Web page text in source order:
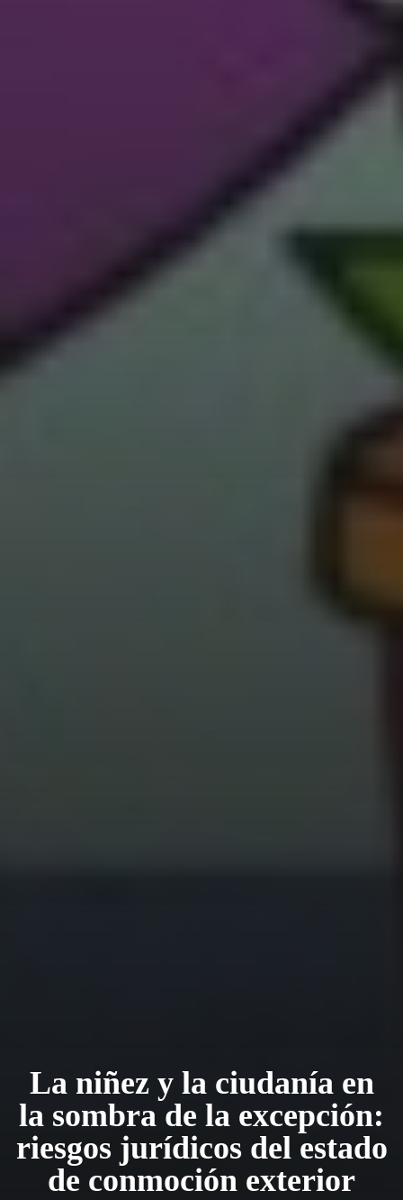
La niñez y la ciudanía en
la sombra de la excepción:
riesgos jurídicos del estado
de conmoción exterior